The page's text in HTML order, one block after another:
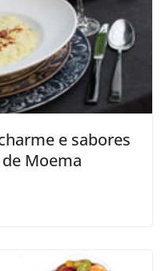
e sabores
Moema